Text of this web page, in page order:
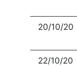
20/10/20
22/10/20